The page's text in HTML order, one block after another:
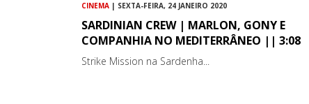
CINEMA | SEXTA-FEIRA, 24 JANEIRO 2020
SARDINIAN CREW | MARLON, GONY E
COMPANHIA NO MEDITERRÂNEO || 3:08
Strike Mission na Sardenha...